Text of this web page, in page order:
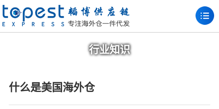
行业知识
什么是美国海外仓